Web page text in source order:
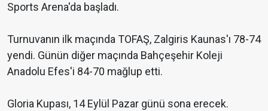
Sports Arena'da başladı.
Turnuvanın ilk maçında TOFAŞ, Zalgiris Kaunas'ı 78-74
yendi. Günün diğer maçında Bahçeşehir Koleji
Anadolu Efes'i 84-70 mağlup etti.
Gloria Kupası, 14 Eylül Pazar günü sona erecek.